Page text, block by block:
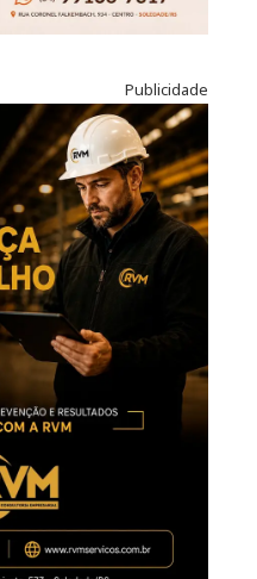
Publicidade